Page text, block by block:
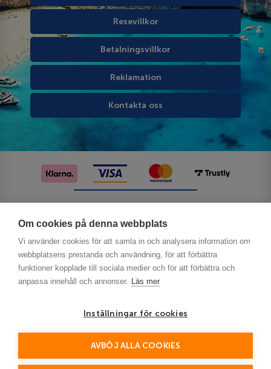
Om cookies på denna webbplats
Vi använder cookies för att samla in och analysera information om
webbplatsens prestanda och användning, för att förbättra
funktioner kopplade till sociala medier och för att förbättra och
anpassa innehåll och annonser. Läs mer
Inställningar för cookies
AVBÖJ ALLA COOKIES
Resevillkor
Betalningsvillkor
Reklamation
Kontakta oss
This site is protected by reCAPTCHA and the Google
Policy and Terms of Service apply.